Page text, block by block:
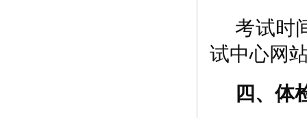
考试时
试中心网
四、体